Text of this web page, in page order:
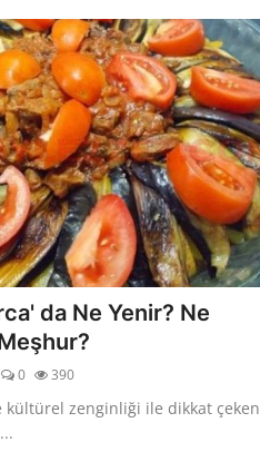
da Ne Yenir? Ne
0 390
kültürel zenginliği ile dikkat çeken